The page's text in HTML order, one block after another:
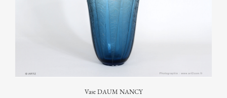
Vase DAUM NANCY